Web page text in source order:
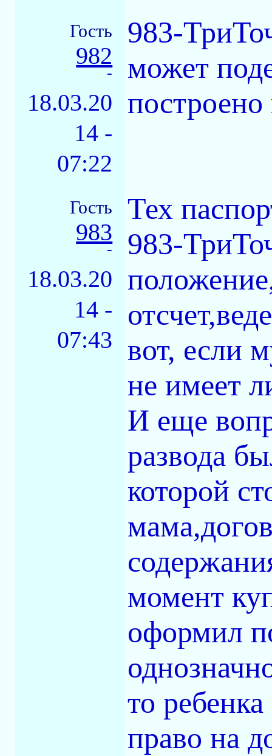
Гость
982
-
18.03.20
14 -
07:22
983-
может
Гость
983
-
18.03.20
14 -
07:43
Тех
983-
вот, если
не имеет
И еще
развода
которой
момент
оформил
то
право на